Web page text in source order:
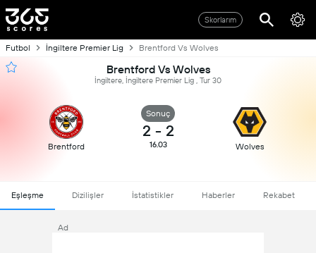
Skorlarım
Futbol İngiltere Premier Lig Brentford Vs Wolves
Brentford Vs Wolves
İngiltere, İngiltere Premier Lig , Tur 30
Brentford
Sonuç
2 - 2
16.03 Wolves
Eşleşme Dizilişler İstatistikler Haberler Rekabet
Ad